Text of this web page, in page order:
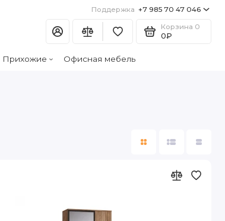
Поддержка +7 985 70 47 046
Корзина 0
0₽
Прихожие Офисная мебель